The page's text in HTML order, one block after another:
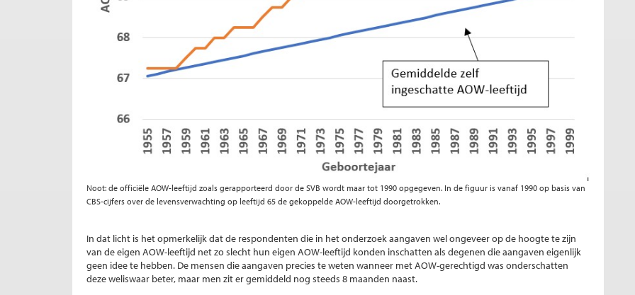
Noot: de officiële AOW-leeftijd zoals gerapporteerd door de SVB wordt maar tot 1990 opgegeven. In de figuur is vanaf 1990 op basis van
CBS-cijfers over de levensverwachting op leeftijd 65 de gekoppelde AOW-leeftijd doorgetrokken.
In dat licht is het opmerkelijk dat de respondenten die in het onderzoek aangaven wel ongeveer op de hoogte te zijn
van de eigen AOW-leeftijd net zo slecht hun eigen AOW-leeftijd konden inschatten als degenen die aangaven eigenlijk
geen idee te hebben. De mensen die aangaven precies te weten wanneer met AOW-gerechtigd was onderschatten
deze weliswaar beter, maar men zit er gemiddeld nog steeds 8 maanden naast.